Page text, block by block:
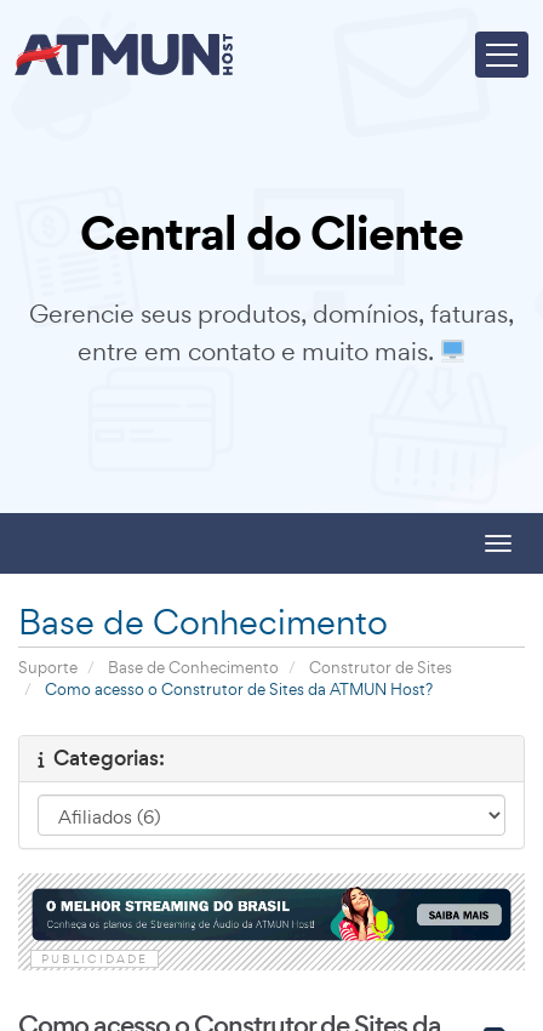
Central do Cliente
Gerencie seus produtos, domínios, faturas,
entre em contato e muito mais.
Base de Conhecimento
Suporte Base de Conhecimento
Construtor de Sites
Como acesso o Construtor de Sites da ATMUN Host?
Categorias:
PUBLICIDADE